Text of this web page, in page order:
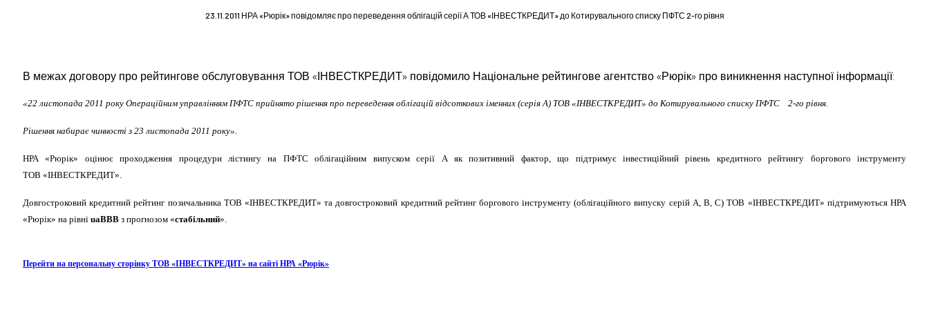
23.11.2011 НРА «Рюрік» повідомляє про переведення облігацій серії А ТОВ «ІНВЕСТКРЕДИТ» до Котирувального списку ПФТС 2-го рівня
В межах договору про рейтингове обслуговування ТОВ «ІНВЕСТКРЕДИТ» повідомило Національне рейтингове агентство «Рюрік» про виникнення наступної інформації:
«22 листопада 2011 року Операційним управлінням ПФТС прийнято рішення про переведення облігацій відсоткових іменних (серія А) ТОВ «ІНВЕСТКРЕДИТ» до Котирувального списку ПФТС 2-го рівня.
Рішення набирає чинності з 23 листопада 2011 року».
НРА «Рюрік» оцінює проходження процедури лістингу на ПФТС облігаційним випуском серії А як позитивний фактор, що підтримує інвестиційний рівень кредитного рейтингу боргового інструменту
ТОВ «ІНВЕСТКРЕДИТ».
Довгостроковий кредитний рейтинг позичальника ТОВ «ІНВЕСТКРЕДИТ» та довгостроковий кредитний рейтинг боргового інструменту (облігаційного випуску серій А, В, С) ТОВ «ІНВЕСТКРЕДИТ» підтримуються НРА
«Рюрік» на рівні uaBBB з прогнозом «стабільний».
Перейти на персональну сторінку ТОВ «ІНВЕСТКРЕДИТ» на сайті НРА «Рюрік»